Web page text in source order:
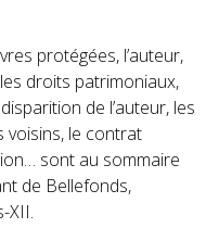
protégées, l’auteur,
droits patrimoniaux,
de l’auteur, les
voisins, le contrat
sont au sommaire
de Bellefonds,
XII.